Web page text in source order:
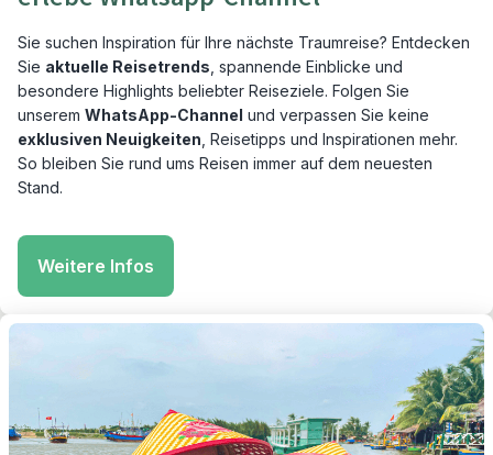
Sie suchen Inspiration für Ihre nächste Traumreise? Entdecken
Sie aktuelle Reisetrends , spannende Einblicke und
besondere Highlights beliebter Reiseziele. Folgen Sie
unserem WhatsApp-Channel und verpassen Sie keine
exklusiven Neuigkeiten , Reisetipps und Inspirationen mehr.
So bleiben Sie rund ums Reisen immer auf dem neuesten
Stand.
Weitere Infos